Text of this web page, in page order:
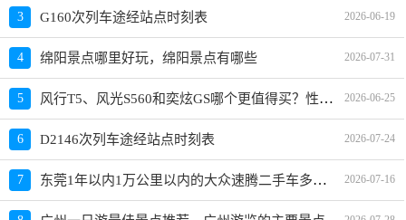
3 G160次列车途经站点时刻表 2026-06-19
4 绵阳景点哪里好玩，绵阳景点有哪些 2026-07-31
5 风行T5、风光S560和奕炫GS哪个更值得买？性价比、配置对比 2026-06-25
6 D2146次列车途经站点时刻表 2026-07-24
7 东莞1年以内1万公里以内的大众速腾二手车多少钱 2026-07-16